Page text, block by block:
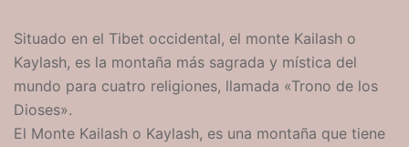
Situado en el Tibet occidental, el monte Kailash o
Kaylash, es la montaña más sagrada y mística del
mundo para cuatro religiones, llamada «Trono de los
Dioses».
El Monte Kailash o Kaylash, es una montaña que tiene